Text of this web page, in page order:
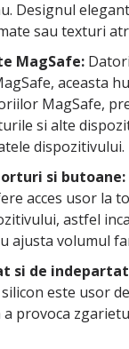
Designul
sau texturi
MagSafe:
aceasta
MagSafe,
si alte
dispozitivului.
si butoane:
acces usor la
astfel
ajusta volumul
si de
este usor
provoca